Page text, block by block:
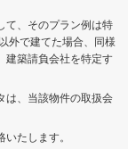
て、そのプラン例は特
外で建てた場合、同様
建築請負会社を特定す
は、当該物件の取扱会
たします。